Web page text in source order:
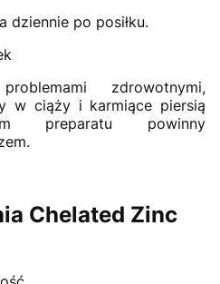
dziennie po posiłku.
zdrowotnymi,
w ciąży i karmiące piersią
preparatu powinny
Chelated Zinc